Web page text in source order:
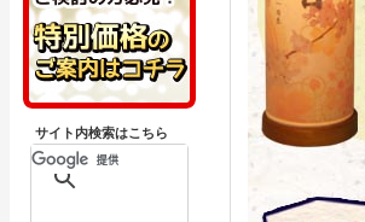
サイト内検索はこちら